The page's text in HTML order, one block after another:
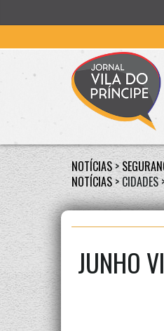
NOTÍCIAS>
NOTÍCIAS> CIDADES
JUNHO